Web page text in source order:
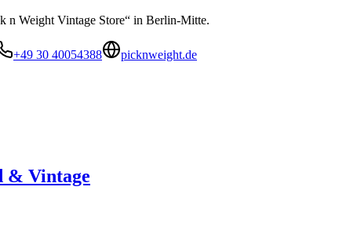
n Weight Vintage Store“ in Berlin-Mitte.
+49 30 40054388
picknweight.de
& Vintage